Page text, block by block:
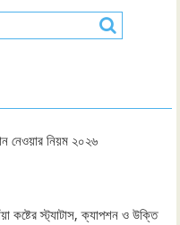
নেওয়ার নিয়ম ২০২৬
কষ্টের স্ট্যাটাস, ক্যাপশন ও উক্তি